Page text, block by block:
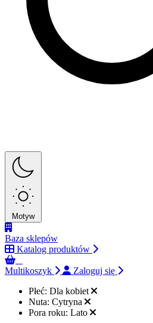
Motyw
Baza sklepów
Katalog produktów
Multikoszyk
Zaloguj się
Płeć: Dla kobiet
Nuta: Cytryna
Pora roku: Lato